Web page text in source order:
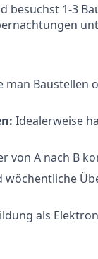
besuchst 1-3
man
Idealerweise
von A nach B
wöchentliche
als